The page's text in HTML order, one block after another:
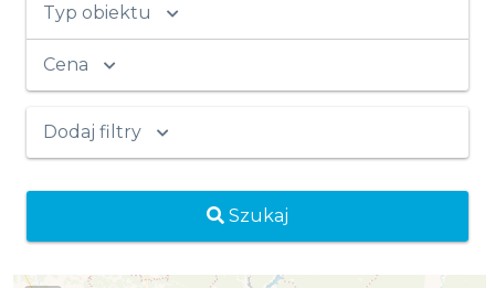
Typ obiektu
Cena
Dodaj filtry
Szukaj